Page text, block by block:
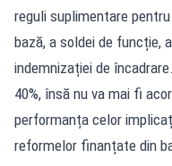
reguli suplimentare
bază, a soldei de funcție,
indemnizației de
40%, însă nu va mai fi
performanța celor
reformelor finanțate din